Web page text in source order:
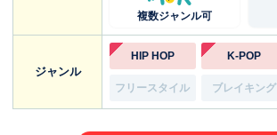
複数ジャンル可
ジャンル
HIP HOP K-POP
フリースタイル ブレイキング